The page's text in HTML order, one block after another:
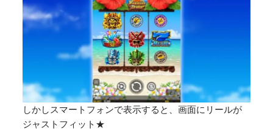
しかしスマートフォンで表示すると、画面にリールが
ジャストフィット★